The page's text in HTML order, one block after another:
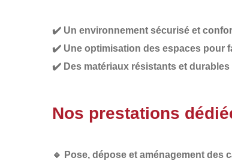
✔️ Un environnement sécurisé et
✔️ Une optimisation des espaces pour
✔️ Des matériaux résistants et durables
Nos prestations
🔹 Pose, dépose et aménagement des